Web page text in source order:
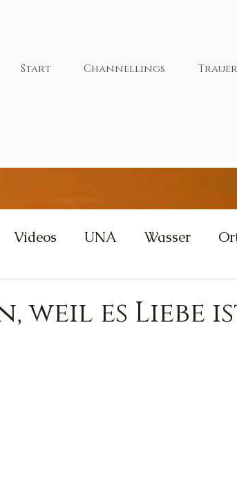
Start Channellings
Videos UNA Wasser
weil es Liebe